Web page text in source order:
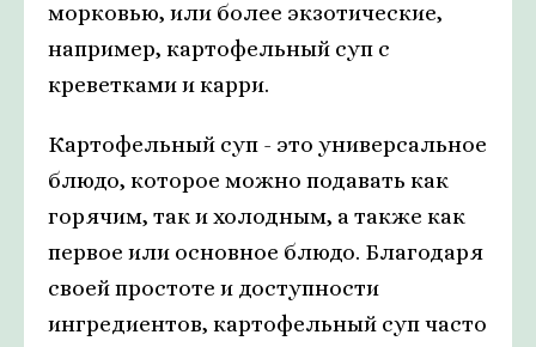
морковью, или более экзотические,
например, картофельный суп с
креветками и карри.
Картофельный суп - это универсальное
блюдо, которое можно подавать как
горячим, так и холодным, а также как
первое или основное блюдо. Благодаря
своей простоте и доступности
ингредиентов, картофельный суп часто